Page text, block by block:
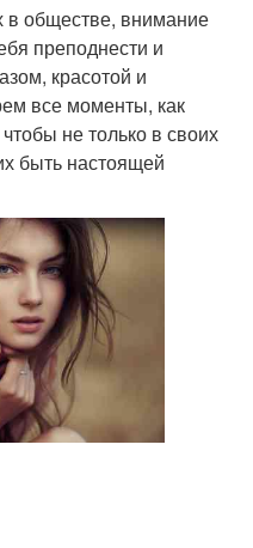
в обществе, внимание
преподнести и
красотой и
все моменты, как
не только в своих
быть настоящей